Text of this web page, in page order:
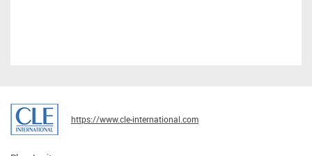
https://www.cle-international.com